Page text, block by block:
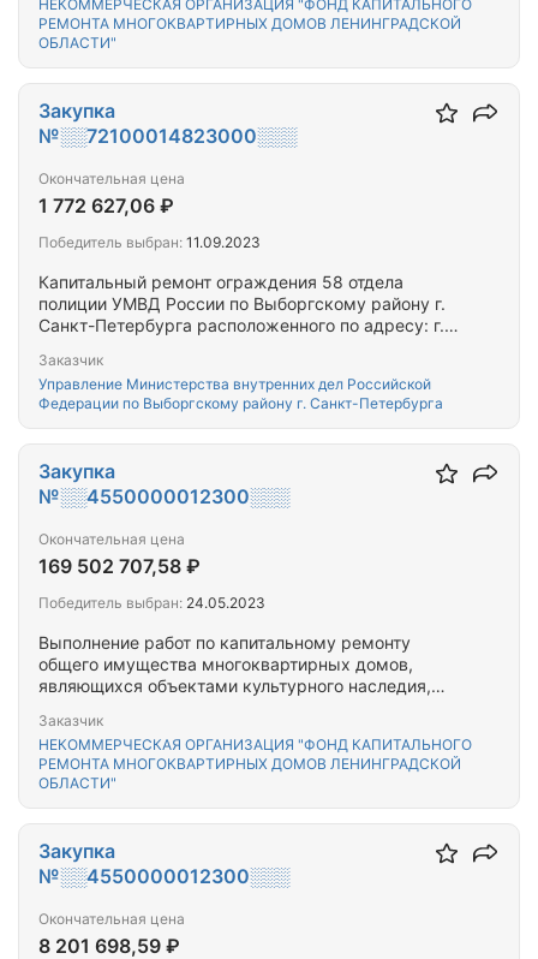
расположенного(-ых) на территории Гатчинского
муниципального района Ленинградской области.
НЕКОММЕРЧЕСКАЯ ОРГАНИЗАЦИЯ "ФОНД КАПИТАЛЬНОГО
РЕМОНТА МНОГОКВАРТИРНЫХ ДОМОВ ЛЕНИНГРАДСКОЙ
ОБЛАСТИ"
Капитальный ремонт ограждения 58 отдела
полиции УМВД России по Выборгскому району г.
Санкт-Петербурга расположенного по адресу: г.
литера А
Заказчик
Управление Министерства внутренних дел Российской
Федерации по Выборгскому району г. Санкт-Петербурга
Закупка
№░░72100014823000░░░
Окончательная цена
1 772 627,06 ₽
Победитель выбран: 11.09.2023
Выполнение работ по капитальному ремонту
общего имущества многоквартирных домов,
являющихся объектами культурного наследия,
расположенных на территории Выборгского
района Ленинградской области
Заказчик
НЕКОММЕРЧЕСКАЯ ОРГАНИЗАЦИЯ "ФОНД КАПИТАЛЬНОГО
РЕМОНТА МНОГОКВАРТИРНЫХ ДОМОВ ЛЕНИНГРАДСКОЙ
ОБЛАСТИ"
Закупка
№░░4550000012300░░░
Окончательная цена
169 502 707,58 ₽
Победитель выбран: 24.05.2023
Закупка
№░░4550000012300░░░
Окончательная цена
8 201 698,59 ₽